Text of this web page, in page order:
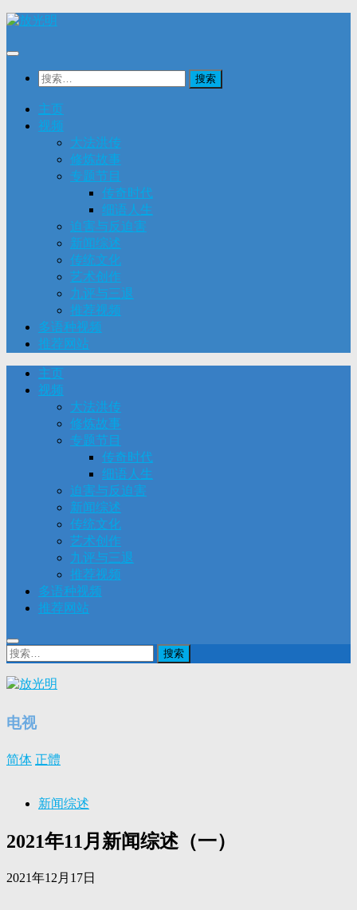
Skip
搜
主页
视频
大法洪传
修炼故事
专题节目
传奇时代
细语人生
迫害与反迫害
新闻综述
传统文化
艺术创作
九评与三退
推荐视频
多语种视频
推荐网站
主页
视频
大法洪传
修炼故事
专题节目
传奇时代
细语人生
迫害与反迫害
新闻综述
传统文化
艺术创作
九评与三退
推荐视频
多语种视频
推荐网站
搜
索：
电视
简体 正體
新闻综述
2021年11月新闻综述（一）
2021年12月17日